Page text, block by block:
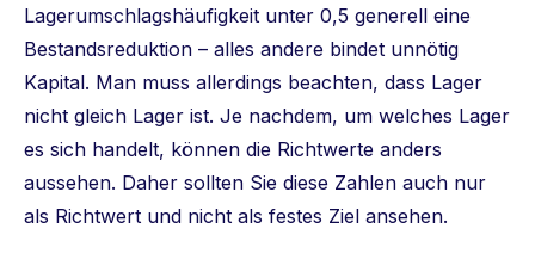
Lagerumschlagshäufigkeit unter 0,5 generell eine
Bestandsreduktion – alles andere bindet unnötig
Kapital. Man muss allerdings beachten, dass Lager
nicht gleich Lager ist. Je nachdem, um welches Lager
es sich handelt, können die Richtwerte anders
aussehen. Daher sollten Sie diese Zahlen auch nur
als Richtwert und nicht als festes Ziel ansehen.